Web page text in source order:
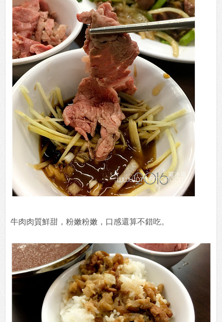
牛肉肉質鮮甜，粉嫩粉嫩，口感還算不錯吃。